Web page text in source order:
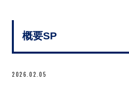
概要SP
2026.02.05